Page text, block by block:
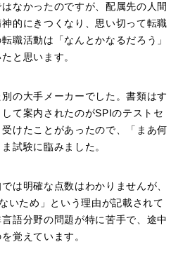
なかったのですが、配属先の人間
的にきつくなり、思い切って転職
職活動は「なんとかなるだろう」
と思います。
の大手メーカーでした。書類はす
て案内されたのがSPIのテストセ
けたことがあったので、「まあ何
試験に臨みました。
は明確な点数はわかりませんが、
いため」という理由が記載されて
語分野の問題が特に苦手で、途中
覚えています。